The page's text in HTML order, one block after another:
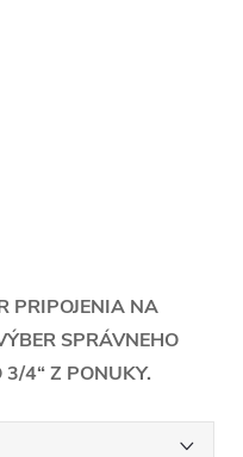
PRIPOJENIA NA
SPRÁVNEHO
3/4“ Z PONUKY.